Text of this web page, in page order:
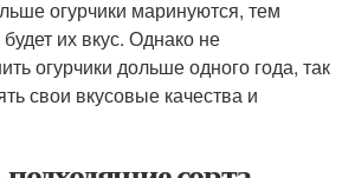
огурчики маринуются, тем
их вкус. Однако не
огурчики дольше одного года, так
свои вкусовые качества и